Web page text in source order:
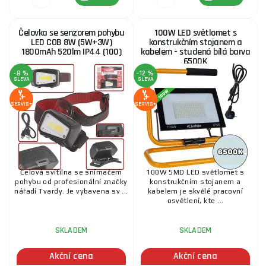
Čelovka se senzorem pohybu
LED COB 8W (5W+3W)
1800mAh 520lm IP44 (100)
-8 %
SLEVA
SERVIS+
Čelová svítilna se snímačem
pohybu od profesionální značky
nářadí Tvardy. Je vybavena sv ...
SKLADEM
Akční cena
100W LED světlomet s
konstrukčním stojanem a
kabelem - studená bílá barva
6500K
-12 %
SLEVA
SERVIS+
100W SMD LED světlomet s
konstrukčním stojanem a
kabelem je skvělé pracovní
osvětlení, kte ...
SKLADEM
Akční cena